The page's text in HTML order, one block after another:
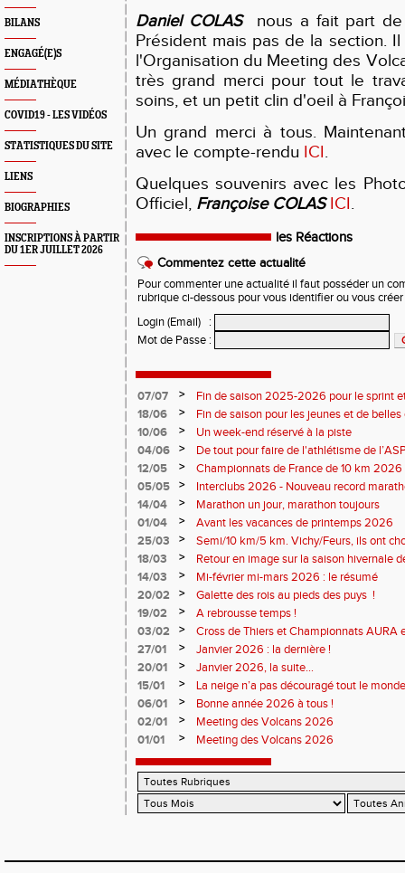
BILANS
ENGAGÉ(E)S
MÉDIATHÈQUE
COVID19 - LES VIDÉOS
STATISTIQUES DU SITE
LIENS
BIOGRAPHIES
INSCRIPTIONS À PARTIR
DU 1ER JUILLET 2026
Daniel COLASnous a fait part de
Président mais pas de la section.
l'Organisation du Meeting des
très grand merci pour tout le
soins, et un petit clin d'oeil à
Un grand merci à tous.
avec le compte-rendu ICI.
Quelques souvenirs avec les
Officiel, Françoise COLAS ICI.
les Réactions
Commentez cette actualité
Pour commenter une actualité il faut posséder un
rubrique ci-dessous pour vous identifier ou vous
Login (Email)
:
Mot de Passe :
07/07 >
Fin de saison 2025-2026 pour le sprint
18/06
>
Fin de saison pour les jeunes et de
10/06
>
Un week-end réservé à la piste
04/06
>
De tout pour faire de l'athlétisme de
monde souriant
12/05 >
Championnats de France de 10 km
Soirées piste
05/05 >
Interclubs 2026 - Nouveau record
résultats
14/04 >
Marathon un jour, marathon toujours
01/04
>
Avant les vacances de printemps 2026
25/03
>
Semi/10 km/5 km. Vichy/Feurs, ils ont
18/03
>
Retour en image sur la saison hivernale
14/03
>
Mi-février mi-mars 2026 : le résumé
20/02
>
Galette des rois au pieds des puys !
19/02
>
A rebrousse temps !
03/02
>
Cross de Thiers et Championnats AURA
27/01
>
Janvier 2026 : la dernière !
20/01
>
Janvier 2026, la suite...
15/01
>
La neige n’a pas découragé tout le
06/01
>
Bonne année 2026 à tous !
02/01
>
Meeting des Volcans 2026
01/01
> Meeting des Volcans 2026